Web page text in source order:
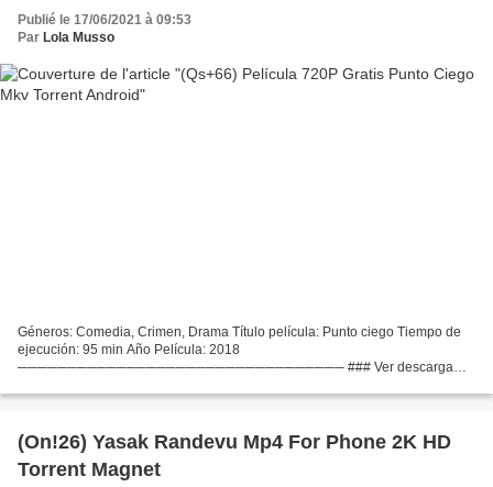
Publié le 17/06/2021 à 09:53
Par Lola Musso
Géneros: Comedia, Crimen, Drama Título película: Punto ciego Tiempo de
ejecución: 95 min Año Película: 2018
───────────────────────────────── ### Ver descarga
───────────────────────────────── Actores: Daveed
(On!26) Yasak Randevu Mp4 For Phone 2K HD
Torrent Magnet